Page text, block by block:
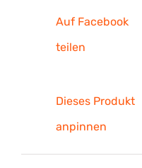
Auf Facebook
teilen
Dieses Produkt
anpinnen